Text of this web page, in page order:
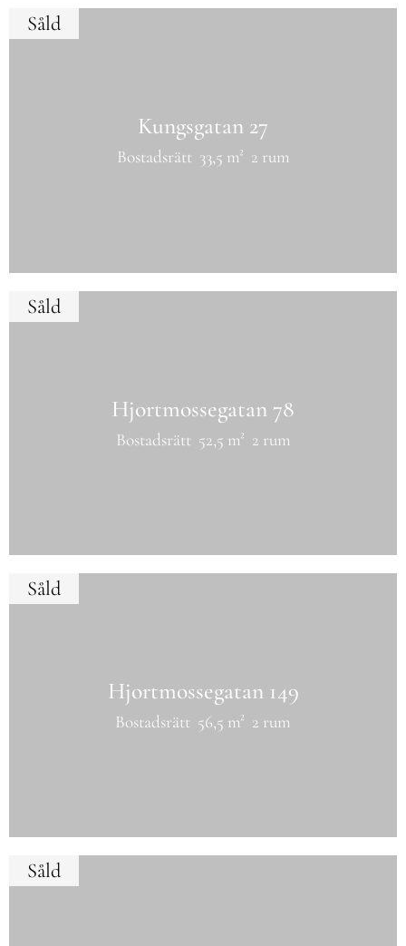
Kungsgatan 27
Bostadsrätt 33,5 m² 2 rum
Såld
Hjortmossegatan 78
Bostadsrätt 52,5 m² 2 rum
Såld
Hjortmossegatan 149
Bostadsrätt 56,5 m² 2 rum
Såld
Såld